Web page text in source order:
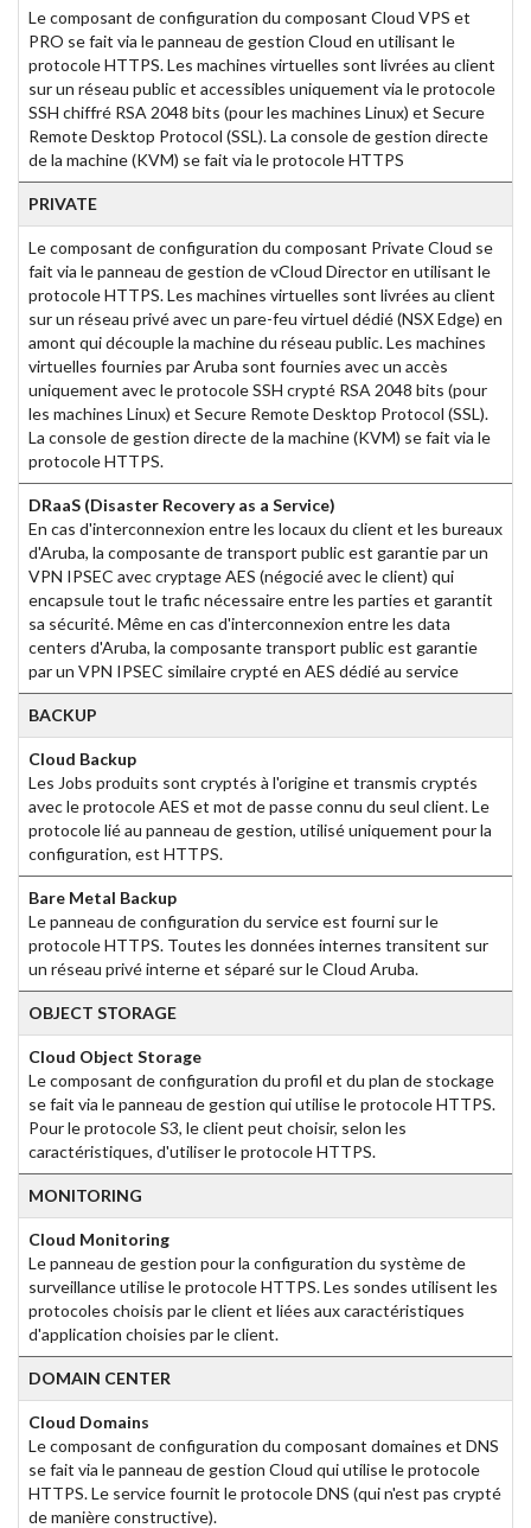
Le composant de configuration du composant Cloud VPS et
PRO se fait via le panneau de gestion Cloud en utilisant le
protocole HTTPS. Les machines virtuelles sont livrées au client
sur un réseau public et accessibles uniquement via le protocole
SSH chiffré RSA 2048 bits (pour les machines Linux) et Secure
Remote Desktop Protocol (SSL). La console de gestion directe
de la machine (KVM) se fait via le protocole HTTPS
PRIVATE
Le composant de configuration du composant Private Cloud se
fait via le panneau de gestion de vCloud Director en utilisant le
protocole HTTPS. Les machines virtuelles sont livrées au client
sur un réseau privé avec un pare-feu virtuel dédié (NSX Edge) en
amont qui découple la machine du réseau public. Les machines
virtuelles fournies par Aruba sont fournies avec un accès
uniquement avec le protocole SSH crypté RSA 2048 bits (pour
les machines Linux) et Secure Remote Desktop Protocol (SSL).
La console de gestion directe de la machine (KVM) se fait via le
protocole HTTPS.
DRaaS (Disaster Recovery as a Service)
En cas d'interconnexion entre les locaux du client et les bureaux
d'Aruba, la composante de transport public est garantie par un
VPN IPSEC avec cryptage AES (négocié avec le client) qui
encapsule tout le trafic nécessaire entre les parties et garantit
sa sécurité. Même en cas d'interconnexion entre les data
centers d'Aruba, la composante transport public est garantie
par un VPN IPSEC similaire crypté en AES dédié au service
BACKUP
Cloud Backup
Les Jobs produits sont cryptés à l'origine et transmis cryptés
avec le protocole AES et mot de passe connu du seul client. Le
protocole lié au panneau de gestion, utilisé uniquement pour la
configuration, est HTTPS.
Bare Metal Backup
Le panneau de configuration du service est fourni sur le
protocole HTTPS. Toutes les données internes transitent sur
un réseau privé interne et séparé sur le Cloud Aruba.
OBJECT STORAGE
Cloud Object Storage
Le composant de configuration du profil et du plan de stockage
se fait via le panneau de gestion qui utilise le protocole HTTPS.
Pour le protocole S3, le client peut choisir, selon les
caractéristiques, d'utiliser le protocole HTTPS.
MONITORING
Cloud Monitoring
Le panneau de gestion pour la configuration du système de
surveillance utilise le protocole HTTPS. Les sondes utilisent les
protocoles choisis par le client et liées aux caractéristiques
d'application choisies par le client.
DOMAIN CENTER
Cloud Domains
Le composant de configuration du composant domaines et DNS
se fait via le panneau de gestion Cloud qui utilise le protocole
HTTPS. Le service fournit le protocole DNS (qui n'est pas crypté
de manière constructive).